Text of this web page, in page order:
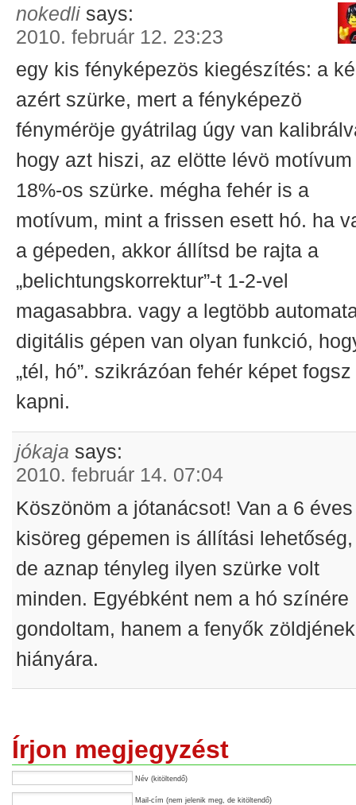
nokedli says:
2010. február 12. 23:23
egy kis fényképezös kiegészítés: a
azért szürke, mert a fényképezö
fényméröje gyátrilag úgy van
hogy azt hiszi, az elötte lévö
18%-os szürke. mégha fehér is a
motívum, mint a frissen esett hó. ha
a gépeden, akkor állítsd be rajta a
„belichtungskorrektur”-t 1-2-vel
magasabbra. vagy a legtöbb
digitális gépen van olyan funkció,
„tél, hó”. szikrázóan fehér képet fogsz
kapni.
jókaja says:
2010. február 14. 07:04
Köszönöm a jótanácsot! Van a 6 éves
kisöreg gépemen is állítási lehetőség,
de aznap tényleg ilyen szürke volt
minden. Egyébként nem a hó színére
gondoltam, hanem a fenyők zöldjének
hiányára.
Írjon megjegyzést
Név (kitöltendő)
Mail-cím (nem jelenik meg, de kitöltendő)